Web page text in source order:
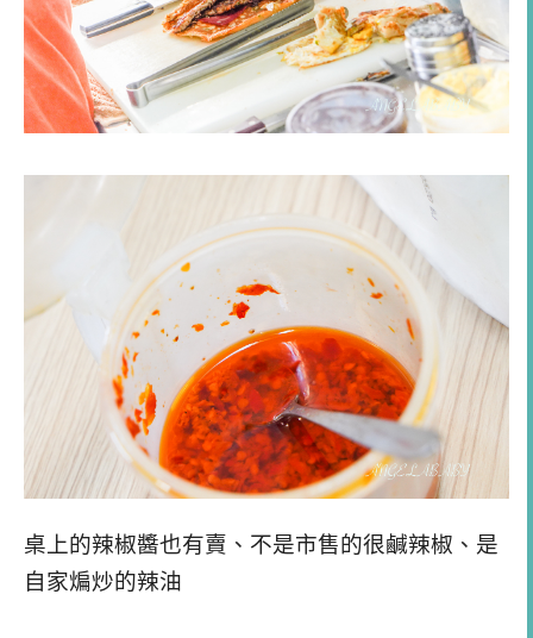
桌上的辣椒醬也有賣、不是市售的很鹹辣椒、是
自家煸炒的辣油